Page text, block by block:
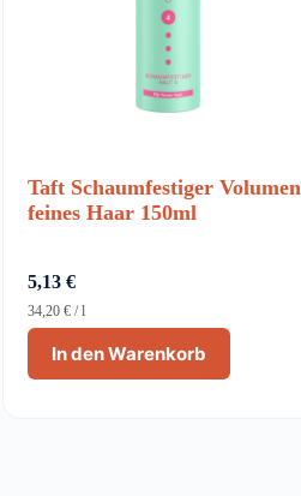
Taft Schaumfestiger Volumen
feines Haar 150ml
5,13€
In den Warenkorb
34,20€ /l